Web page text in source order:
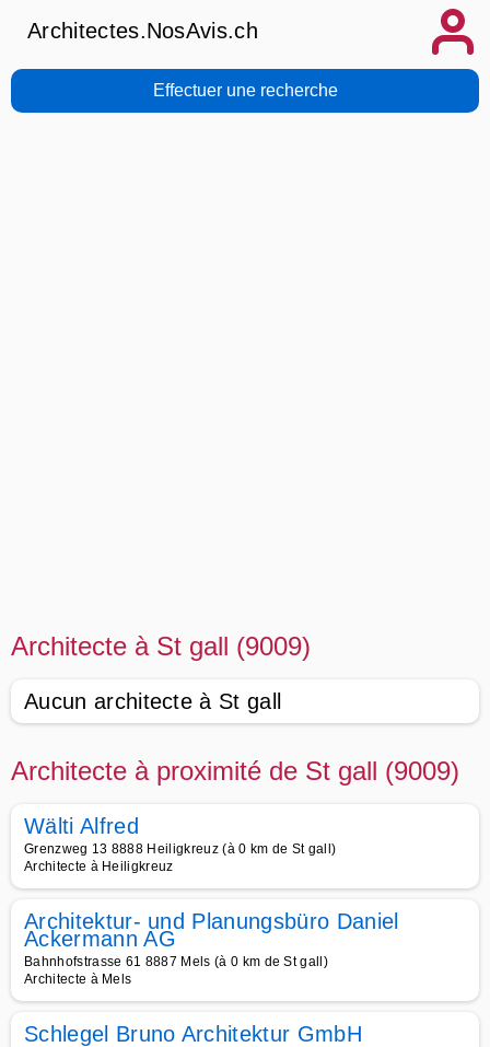
Architectes.NosAvis.ch
Effectuer une recherche
Architecte à St gall (9009)
Aucun architecte à St gall
Architecte à proximité de St gall (9009)
Wälti Alfred
Grenzweg 13 8888 Heiligkreuz (à 0 km de St gall)
Architecte à Heiligkreuz
Architektur- und Planungsbüro Daniel
Ackermann AG
Bahnhofstrasse 61 8887 Mels (à 0 km de St gall)
Architecte à Mels
Schlegel Bruno Architektur GmbH